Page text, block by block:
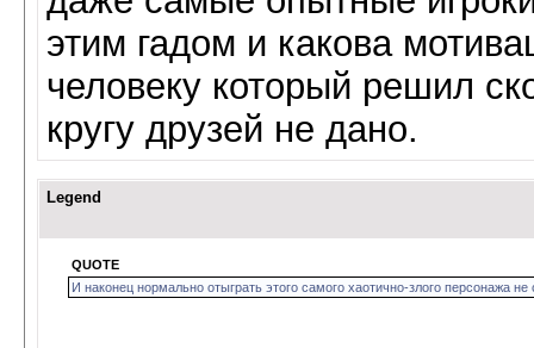
этим гадом и какова
человеку который решил
кругу друзей не дано.
Legend
QUOTE
И наконец нормально отыграть этого самого хаотично-злого персонажа